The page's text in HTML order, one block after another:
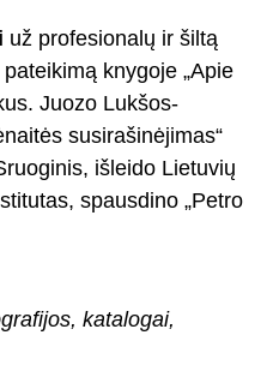
už profesionalų ir šiltą
knygoje „Apie
Juozo Lukšos-
susirašinėjimas“
išleido Lietuvių
spausdino „Petro
katalogai,